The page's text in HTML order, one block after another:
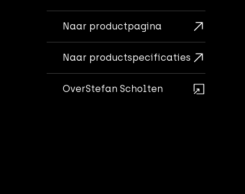
Naar productpagina
Naar productspecificaties
OverStefan Scholten